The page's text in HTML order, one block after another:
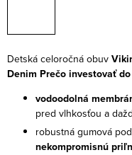
Detská celoročná obuv
Denim Prečo investovať
vodoodolná
pred vlhkosťou a
robustná gumová
nekompromisnú